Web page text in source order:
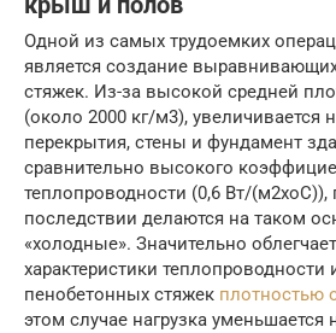
Одной из самых трудоемких
является создание
стяжек. Из-за высокой средней
(около 2000 кг/м3), увеличивается
перекрытия, стены и фундамент
сравнительно высокого
теплопроводности (0,6 Вт/
последствии делаются на таком
«холодные». Значительно
характеристики
пенобетонных стяжек плотностью
этом случае нагрузка уменьшается